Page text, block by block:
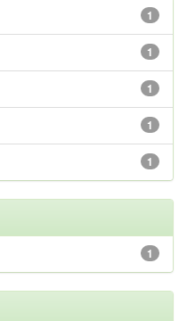
1
1
1
1
1
1